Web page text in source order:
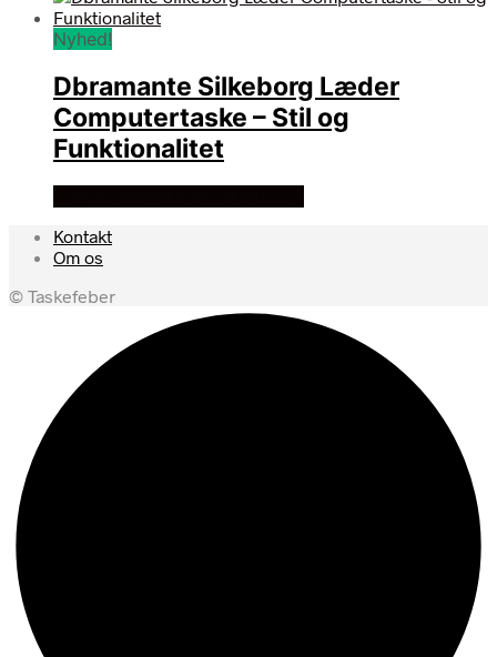
Nyhed!
Dbramante Silkeborg Læder
Computertaske – Stil og
Funktionalitet
Kontakt
Om os
© Taskefeber